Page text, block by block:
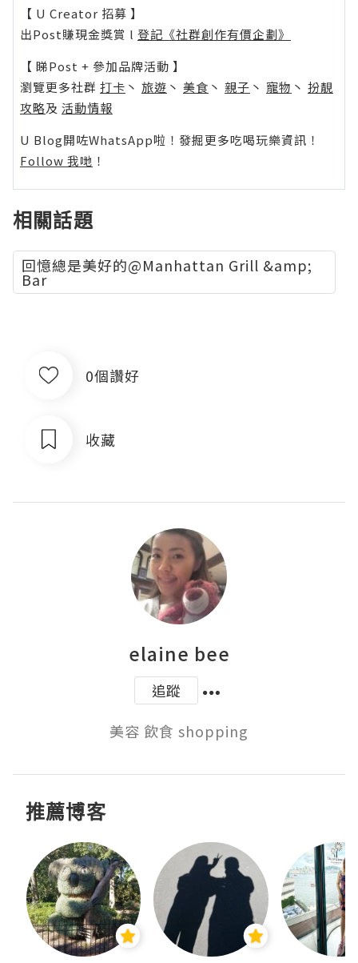
【 U Creator 招募 】
出Post賺現金獎賞 l 登記《社群創作有價企劃》
【 睇Post + 參加品牌活動 】
瀏覽更多社群 打卡 丶 旅遊 丶 美食 丶 親子 丶 寵物 丶 扮靚
攻略及 活動情報
U Blog開咗WhatsApp啦！發掘更多吃喝玩樂資訊！
Follow 我哋 ！
相關話題
回憶總是美好的@Manhattan Grill &amp;
Bar
0個讚好
收藏
elaine bee
追蹤
美容 飲食 shopping
推薦博客